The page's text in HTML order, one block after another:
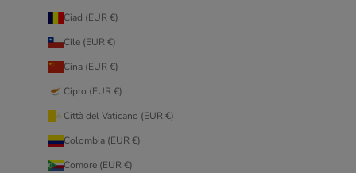
Ciad (EUR €)
Cile (EUR €)
Cina (EUR €)
Cipro (EUR €)
Città del Vaticano (EUR €)
Colombia (EUR €)
Comore (EUR €)